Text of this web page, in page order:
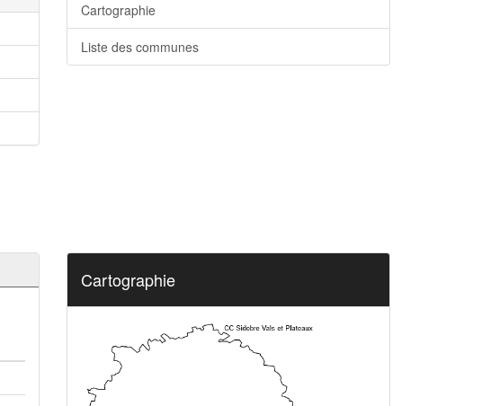
Cartographie
Liste des communes
Cartographie